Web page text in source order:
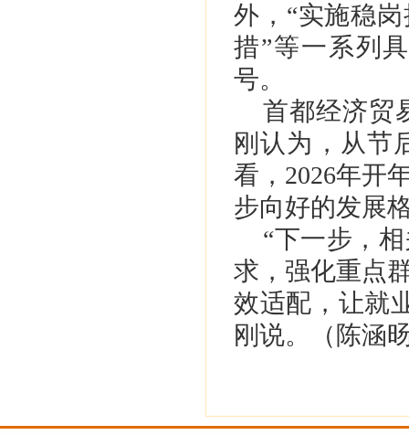
外，“实施稳
措”等一系列
号。
首都经济贸
刚认为，从节
看，2026年开
步向好的发展
“下一步，
求，强化重点
效适配，让就
刚说。（陈涵